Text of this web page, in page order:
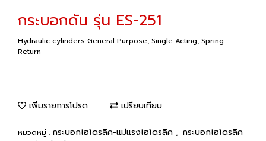
กระบอกดัน รุ่น ES-251
Hydraulic cylinders General Purpose, Single Acting, Spring
Return
เพิ่มรายการโปรด เปรียบเทียบ
หมวดหมู่ : กระบอกไฮโดรลิค-แม่แรงไฮโดรลิค , กระบอกไฮโดรลิค